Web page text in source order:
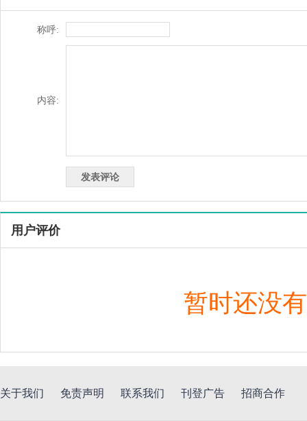
称呼:
内容:
用户评价
暂时还没
关于我们 免责声明 联系我们 刊登广告 招商合作